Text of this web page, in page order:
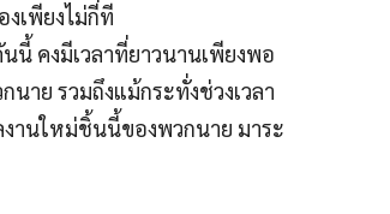
เพียงไม่กี่ที
นี้ คงมีเวลาที่ยาวนานเพียงพอ
นาย รวมถึงแม้กระทั่งช่วงเวลา
านใหม่ชิ้นนี้ของพวกนาย มาระ